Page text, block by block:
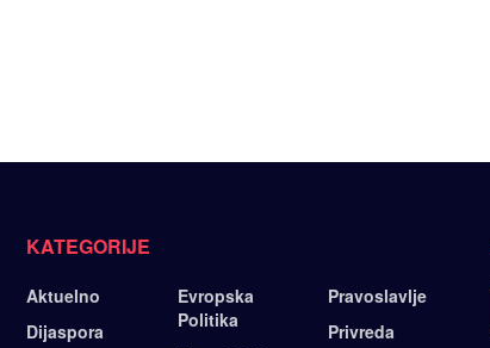
KATEGORIJE
Aktuelno
Dijaspora
Evropska
Politika
Pravoslavlje
Privreda